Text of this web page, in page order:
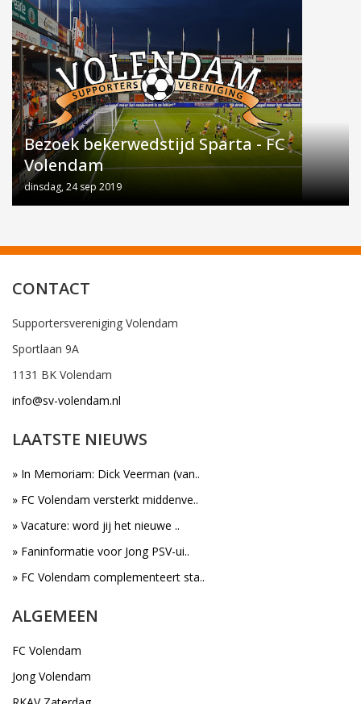
Bezoek bekerwedstijd Sparta - FC
Volendam
dinsdag, 24 sep 2019
CONTACT
Supportersvereniging Volendam
Sportlaan 9A
1131 BK Volendam
info@sv-volendam.nl
LAATSTE NIEUWS
» In Memoriam: Dick Veerman (van..
» FC Volendam versterkt middenve..
» Vacature: word jij het nieuwe ..
» Faninformatie voor Jong PSV-ui..
» FC Volendam complementeert sta..
ALGEMEEN
FC Volendam
Jong Volendam